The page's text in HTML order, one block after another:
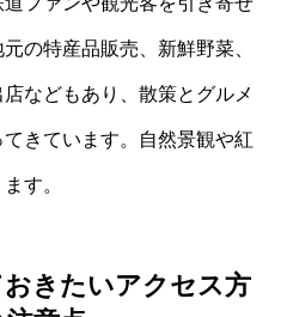
の特産品販売、新鮮野菜、
などもあり、散策とグルメ
きています。自然景観や紅
す。
きたいアクセス方